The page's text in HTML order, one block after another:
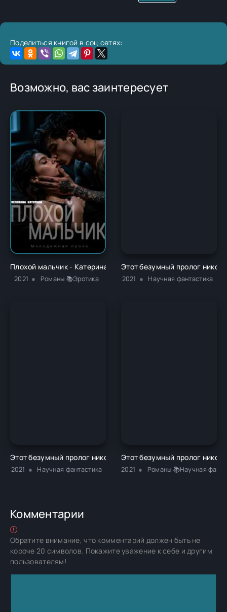
Поделиться книгой в соц сетях:
Возможно, вас заинтересует
Плохой мальчик - Катерина Пелевина
2021 Романы 📚Эротика
Этот безумный пролог
2021 Научная фантастика
Этот безумный пролог никогда не закончится. Том 3 - Notego
2021 Научная фантастика
Этот безумный пролог
2021 Романы 📚Научная
Комментарии
Обратите внимание, что комментарий должен быть не
короче 20 символов. Покажите уважение к себе и другим
пользователям!